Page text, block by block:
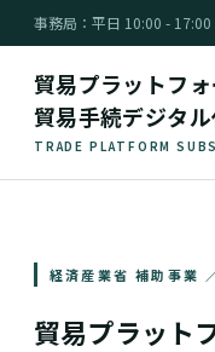
事務局：平日 10:00 -
貿易プラットフ
貿易手続デジタ
TRADE PLATFORM
経済産業省 補助事業
貿易プラット